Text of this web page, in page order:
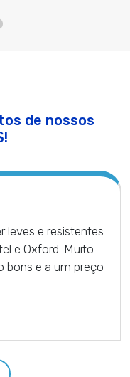
de nossos
leves e resistentes.
e Oxford. Muito
bons e a um preço